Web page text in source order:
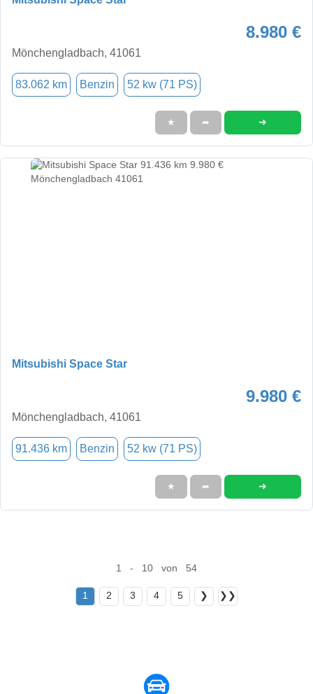
8.980 €
Mönchengladbach, 41061
83.062 km Benzin 52 kw (71 PS)
★ ➦ ➜
Mitsubishi Space Star
9.980 €
Mönchengladbach, 41061
91.436 km Benzin 52 kw (71 PS)
★ ➦ ➜
1 - 10 von 54
1 2 3 4 5 ❯ ❯❯